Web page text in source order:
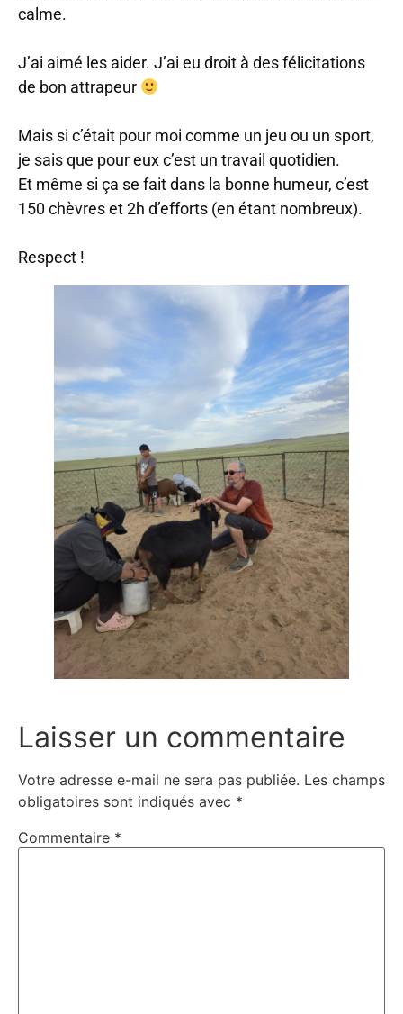
calme.
J’ai aimé les aider. J’ai eu droit à des félicitations
de bon attrapeur
Mais si c’était pour moi comme un jeu ou un sport,
je sais que pour eux c’est un travail quotidien.
Et même si ça se fait dans la bonne humeur, c’est
150 chèvres et 2h d’efforts (en étant nombreux).
Respect !
Laisser un commentaire
Votre adresse e-mail ne sera pas publiée. Les champs
obligatoires sont indiqués avec *
Commentaire *